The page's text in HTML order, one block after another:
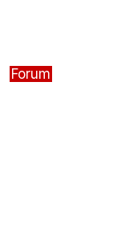
Forum